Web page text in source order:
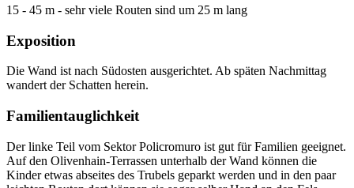
15 - 45 m - sehr viele Routen sind um 25 m lang
Exposition
Die Wand ist nach Südosten ausgerichtet. Ab späten Nachmittag
wandert der Schatten herein.
Familientauglichkeit
Der linke Teil vom Sektor Policromuro ist gut für Familien geeignet.
Auf den Olivenhain-Terrassen unterhalb der Wand können die
Kinder etwas abseites des Trubels geparkt werden und in den paar